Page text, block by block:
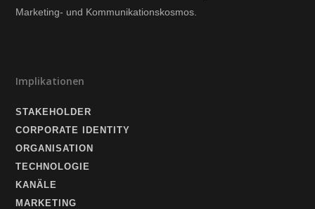
Marketing- und Kommunikationskosmos.
Implikationen
STAKEHOLDER
CORPORATE IDENTITY
ORGANISATION
TECHNOLOGIE
KANÄLE
MARKETING